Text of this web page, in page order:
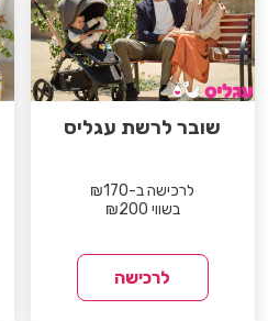
שובר לרשת עגליס
לרכישה ב-₪170
בשווי ₪200
לרכישה